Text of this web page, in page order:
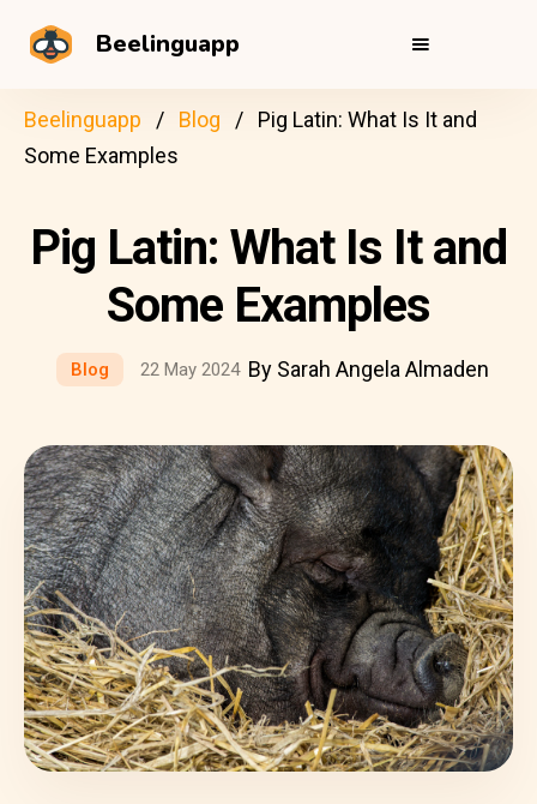
Beelinguapp
Beelinguapp Blog
Pig Latin: What Is It and
Some Examples
Pig Latin: What Is It and
Some Examples
Blog 22 May 2024 By Sarah Angela Almaden